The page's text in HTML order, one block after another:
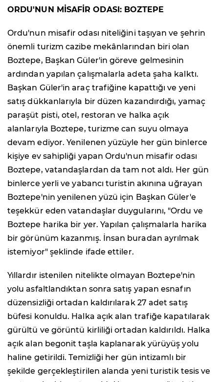
ORDU'NUN MİSAFİR ODASI: BOZTEPE
Ordu'nun misafir odası niteliğini taşıyan ve şehrin
önemli turizm cazibe mekânlarından biri olan
Boztepe, Başkan Güler'in göreve gelmesinin
ardından yapılan çalışmalarla adeta şaha kalktı.
Başkan Güler'in araç trafiğine kapattığı ve yeni
satış dükkanlarıyla bir düzen kazandırdığı, yamaç
paraşüt pisti, otel, restoran ve halka açık
alanlarıyla Boztepe, turizme can suyu olmaya
devam ediyor. Yenilenen yüzüyle her gün binlerce
kişiye ev sahipliği yapan Ordu'nun misafir odası
Boztepe, vatandaşlardan da tam not aldı. Her gün
binlerce yerli ve yabancı turistin akınına uğrayan
Boztepe'nin yenilenen yüzü için Başkan Güler'e
teşekkür eden vatandaşlar duygularını, "Ordu ve
Boztepe harika bir yer. Yapılan çalışmalarla harika
bir görünüm kazanmış. İnsan buradan ayrılmak
istemiyor" şeklinde ifade ettiler.
Yıllardır istenilen nitelikte olmayan Boztepe'nin
yolu asfaltlandıktan sonra satış yapan esnafın
düzensizliği ortadan kaldırılarak 27 adet satış
büfesi konuldu. Halka açık alan trafiğe kapatılarak
gürültü ve görüntü kirliliği ortadan kaldırıldı. Halka
açık alan begonit taşla kaplanarak yürüyüş yolu
haline getirildi. Temizliği her gün intizamlı bir
şekilde gerçekleştirilen alanda yeni turistik tesis ve